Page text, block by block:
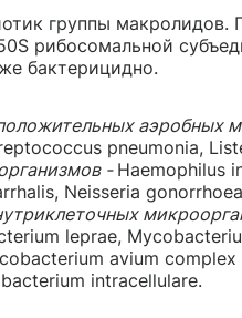
группы макролидов.
рибосомальной
бактерицидно.
аэробных
pneumonia,
- Haemophilus
Neisseria
leprae,
avium
intracellulare.